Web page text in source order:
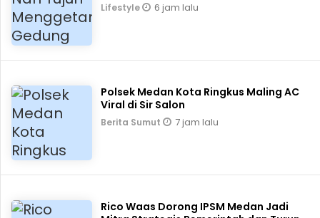
Lifestyle 6 jam lalu
Polsek Medan Kota Ringkus Maling AC
Viral di Sir Salon
Berita Sumut 7 jam lalu
Rico Waas Dorong IPSM Medan Jadi